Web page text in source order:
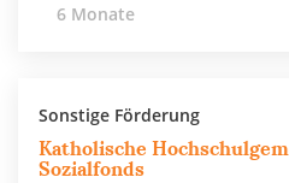
6 Monate
Sonstige Förderung
Katholische
Sozialfonds